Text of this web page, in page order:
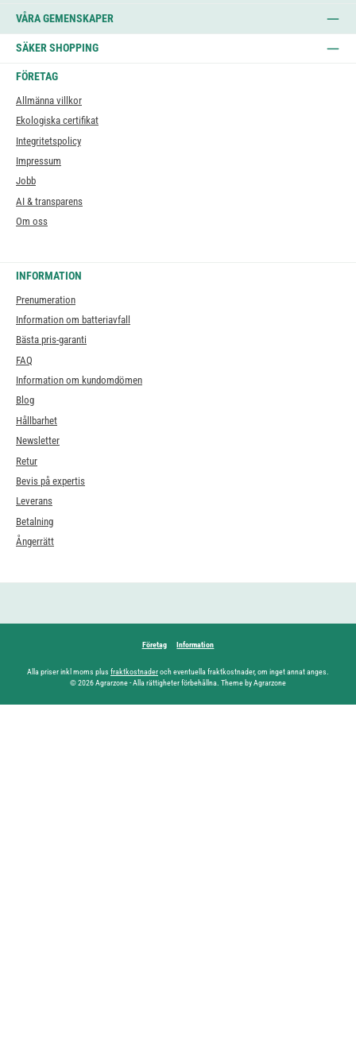
VÅRA GEMENSKAPER
SÄKER SHOPPING
FÖRETAG
Allmänna villkor
Ekologiska certifikat
Integritetspolicy
Impressum
Jobb
AI & transparens
Om oss
INFORMATION
Prenumeration
Information om batteriavfall
Bästa pris-garanti
FAQ
Information om kundomdömen
Blog
Hållbarhet
Newsletter
Retur
Bevis på expertis
Leverans
Betalning
Ångerrätt
Företag Information
Alla priser inkl moms plus fraktkostnaderoch eventuella fraktkostnader, om inget annat anges.
© 2026 Agrarzone - Alla rättigheter förbehållna. Theme by Agrarzone